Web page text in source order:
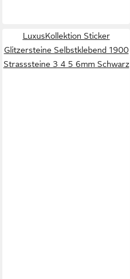
LuxusKollektion Sticker
Glitzersteine Selbstklebend 1900
Strasssteine 3 4 5 6mm Schwarz